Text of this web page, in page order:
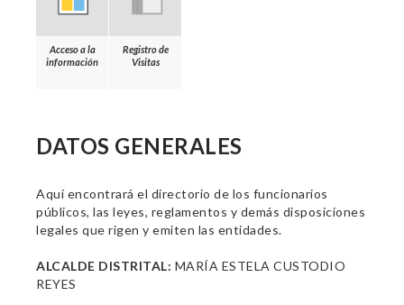
Acceso a la
información
Registro de
Visitas
DATOS GENERALES
Aquí encontrará el directorio de los funcionarios
públicos, las leyes, reglamentos y demás disposiciones
legales que rigen y emiten las entidades.
ALCALDE DISTRITAL: MARÍA ESTELA CUSTODIO
REYES